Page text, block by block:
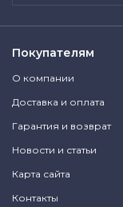
Покупателям
О компании
Доставка и оплата
Гарантия и возврат
Новости и статьи
Карта сайта
Контакты